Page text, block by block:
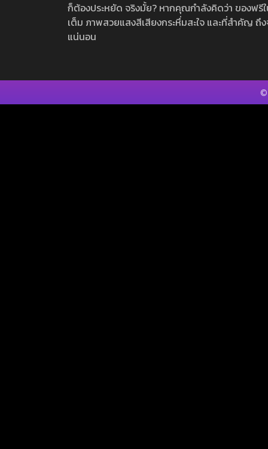
ก็ต้องประหยัด จริงมั้ย? หากคุณกำลังคิดว่า ของฟ
เต็ม ภาพสวยแสงสีเสียงกระหึ่มสะใจ และที่สำคัญ
แน่นอน
©